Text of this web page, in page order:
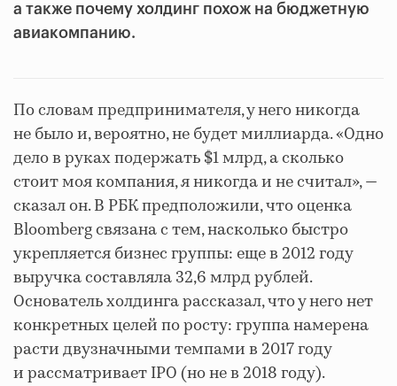
а также почему холдинг похож на бюджетную
авиакомпанию.
По словам предпринимателя, у него никогда
не было и, вероятно, не будет миллиарда. «Одно
дело в руках подержать $1 млрд, а сколько
стоит моя компания, я никогда и не считал», —
сказал он. В РБК предположили, что оценка
Bloomberg связана с тем, насколько быстро
укрепляется бизнес группы: еще в 2012 году
выручка составляла 32,6 млрд рублей.
Основатель холдинга рассказал, что у него нет
конкретных целей по росту: группа намерена
расти двузначными темпами в 2017 году
и рассматривает IPO (но не в 2018 году).